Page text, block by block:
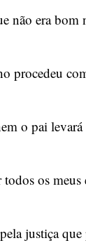
era
o pai
os
justiça